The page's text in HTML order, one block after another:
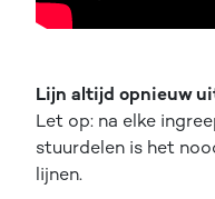
Lijn altijd opnieuw
Let op: na elke
stuurdelen is het
lijnen.